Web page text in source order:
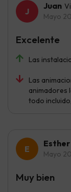
Juan
Mayo
Las
Las
animadores
todo
Excelente
Esther
Mayo
Muy bien